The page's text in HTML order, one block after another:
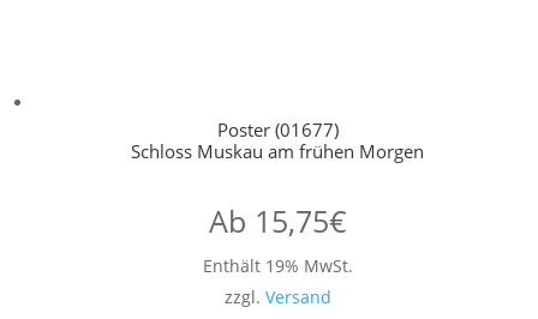
Poster (01677)
Schloss Muskau am frühen Morgen
Ab 15,75€
Enthält 19% MwSt.
zzgl. Versand